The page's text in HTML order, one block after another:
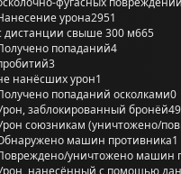
урона2951
дистанции свыше 300 м665
попаданий4
3
нанёсших урон1
попаданий осколками0
заблокированный бронёй
союзникам (уничтожено/
машин противника1
уничтожено машин
нанесённый с помощью